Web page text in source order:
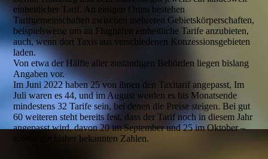
einheitlicher Tarif. An einigen Orten bestehen
Tarifgemeinschaften zwischen mehreren Gebietskörperschaften,
beispielsweise um an Flughäfen einheitliche Tarife anzubieten,
auch, wenn dort Taxis aus verschiedenen Konzessionsgebieten
laden.
Von etwa der Hälfte aller zuständigen Behörden liegen bislang
Angaben vor.
Im Juni 2022 haben 25 von ihnen den Taxitarif angepasst, Im
Juli waren es 44, und im August werden es bis Monatsende
mindestens 32 Tarife sein, bei denen die Preise steigen. Bei gut
60 weiteren steht bereits fest, dass der Tarif noch in diesem Jahr
angepasst wird, davon 20 im September und 25 im Oktober –
soweit die bisher bekannten Zahlen.